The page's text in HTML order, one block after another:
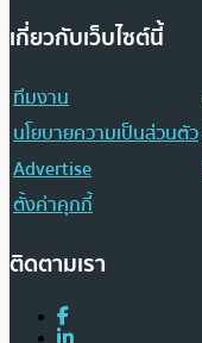
เกี่ยวกับเว็บไซต์นี้
ทีมงาน
นโยบายความเป็นส่วนตัว
Advertise
ตั้งค่าคุกกี้
ติดตามเรา